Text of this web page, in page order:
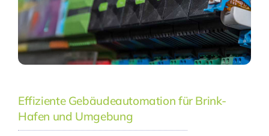
Effiziente Gebäudeautomation für Brink-
Hafen und Umgebung